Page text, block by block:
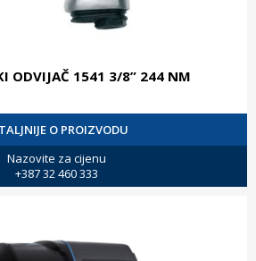
ODVIJAČ 1541 3/8” 244 NM
O PROIZVODU
Nazovite za cijenu
+387 32 460 333